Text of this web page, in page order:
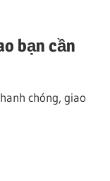
bạn cần
chóng, giao